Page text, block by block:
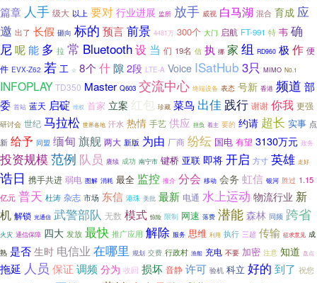
篇章 人手 级大 以上 要对 行业进展 监所 放手 威视 白马湖 混合 育成 应
邀 出了 长假 砸向 标的 预言前景 4481万 300个 大门 启航 FT-991 特 韦 确
尼呢能 多 拉 常 Bluetooth设 当 们 19名 信 执 挪 家 组 RD960 极 作 便
件 EVX-Z62 若 工 ☆ 8个 什隙2段 LTE-A Voice ISatHub 3只 MIMO N0.1
INFOPLAY TD350 Master Q603 交流中心 终端设备 表态 号新 香港 频道 部
委 首站 蓝天 启碇 维权 首家 立案 红包 珍藏 菜鸟 出佳 践行 谢谢 你我 更强
研讨会 世纪 马拉松 世界各地 汗水 热情 手艺 供应 担负 着主 要的 约请 超长 实事 点
新 给予 同盟 缅甸 旗舰 两大 新版 为由 厂商 纷纭 国电 有望 3130万元 政务
投资规模 范例 队员 赓续 成功 南宁市 键桥 亚联 即将 开启 方寸 英雄 走好
诰日 携手共进 弱电 图解 消耗 最全 监控 推介 分会 移动 会务 虹信 银河 胜过 1.15
亿元 普天 杜涛 杂志 市场 东信 港珠 美批 最新 电通 水上运动 物流行业 新
机 解锁 光通信 武警部队 无数 模式 惊险 限制 网速 落费 潜能 森林 同频 跨省
火灾 通信保障 四大 发放 最快 推广应用 解除 服务 思维 利用 执行 三超 传输 征求意见 成
熟 是否生时 电信业 在哪里 规划 交费 行政村 渔船 充电 不要 加密 注意 知道 盘点
拖延 人员 保证 调频 分为 收回 损坏 音静 许可 验机 科立 好的 到了 祝您